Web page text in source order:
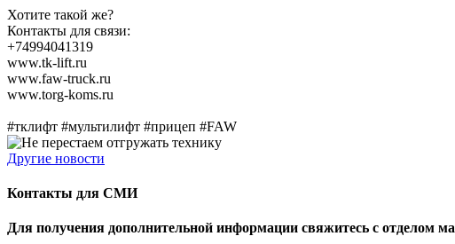
Хотите такой же?
Контакты для связи:
+74994041319
www.tk-lift.ru
www.faw-truck.ru
www.torg-koms.ru
#тклифт #мультилифт #прицеп #FAW
Другие новости
Контакты для СМИ
Для получения дополнительной информации свяжитесь с отделом